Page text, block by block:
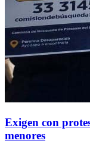
Exigen con
menores